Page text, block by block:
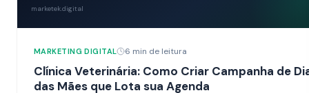
marketek.digital
MARKETING DIGITAL 6 min de leitura
Clínica Veterinária: Como Criar Campanha de
das Mães que Lota sua Agenda